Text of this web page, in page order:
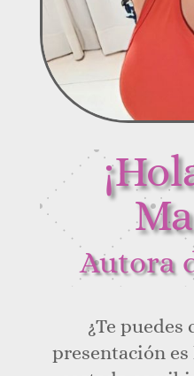
Autora
¿Te puedes
presentación es